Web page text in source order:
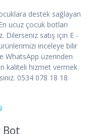
destek sağlayan
ucuz çocuk botları
Dilerseniz satış için E -
inceleye bilir
WhatsApp üzerinden
kaliteli hizmet vermek
0534 078 18 18
Bot